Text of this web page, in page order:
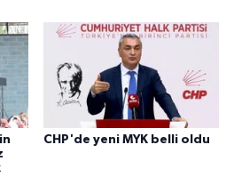
CHP'de yeni MYK belli oldu